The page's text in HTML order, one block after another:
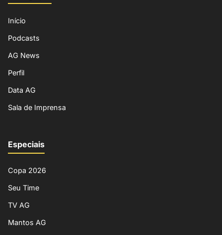
Início
Podcasts
AG News
Perfil
Data AG
Sala de Imprensa
Especiais
Copa 2026
Seu Time
TV AG
Mantos AG